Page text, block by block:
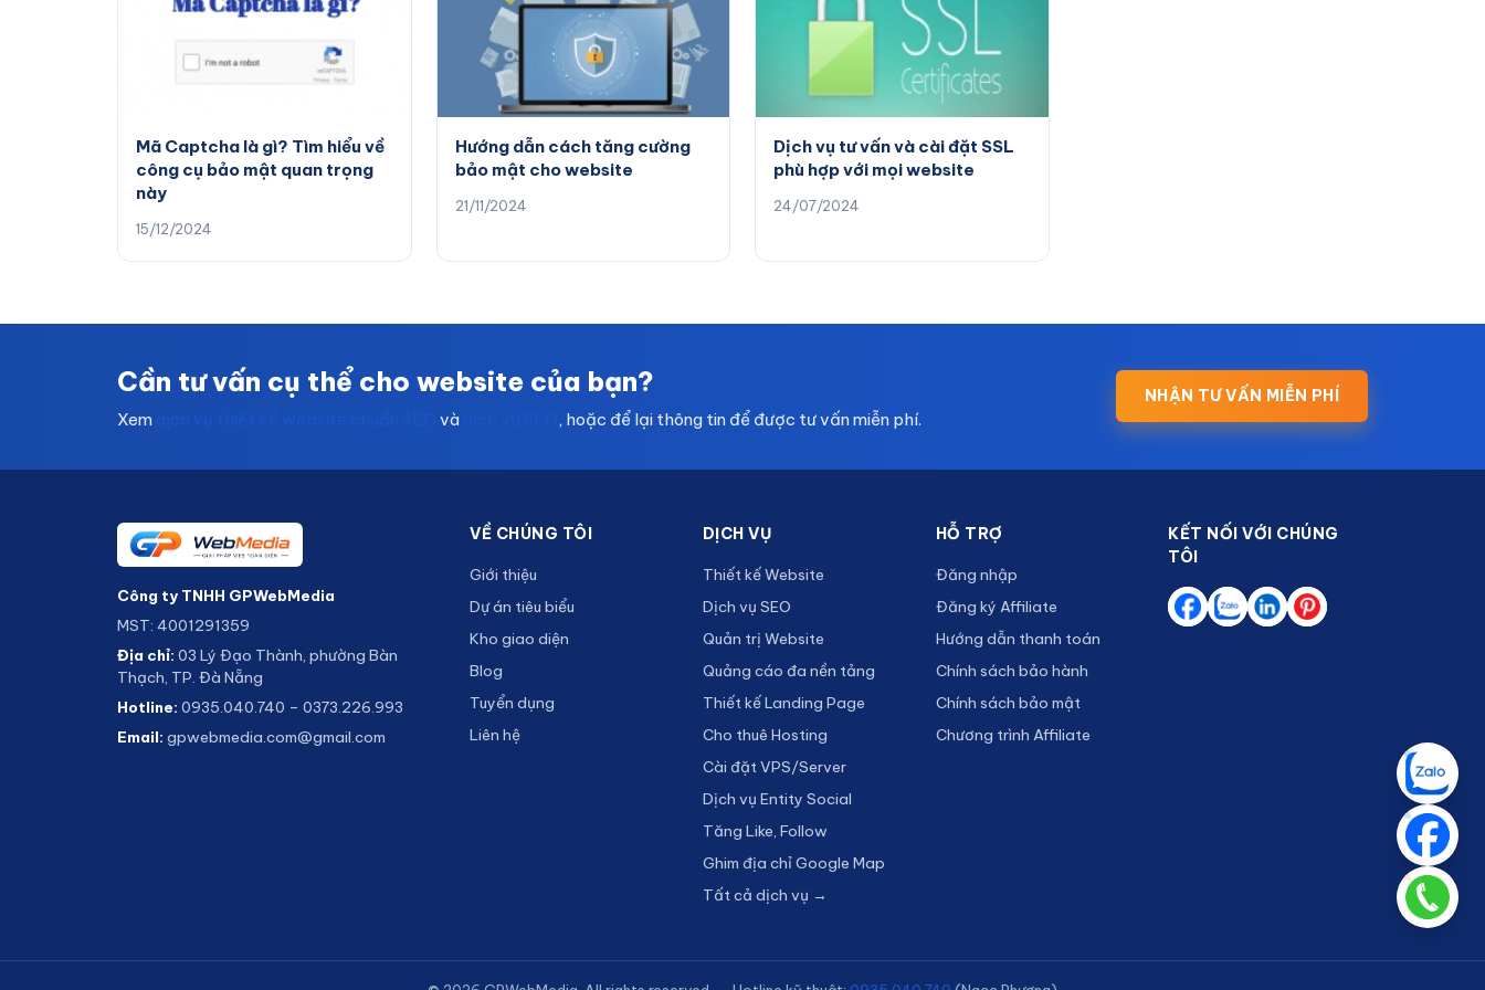
Mã Captcha là gì? Tìm hiểu về
công cụ bảo mật quan trọng
này
15/12/2024
Hướng dẫn cách tăng cường
bảo mật cho website
21/11/2024
Dịch vụ tư vấn và cài đặt SSL
phù hợp với mọi website
24/07/2024
Cần tư vấn cụ thể cho website của bạn?
Xem dịch vụ thiết kế website chuẩn SEO và , hoặc để lại thông tin để được tư vấn miễn phí.
NHẬN TƯ VẤN MIỄN PHÍ
Công ty TNHH GPWebMedia
MST: 4001291359
Địa chỉ: 03 Lý Đạo Thành, phường Bàn
Thạch, TP. Đà Nẵng
Hotline: 0935.040.740 – 0373.226.993
Email: gpwebmedia.com@gmail.com
VỀ CHÚNG TÔI
Giới thiệu
Dự án tiêu biểu
Kho giao diện
Blog
Tuyển dụng
Liên hệ
DỊCH VỤ
Thiết kế Website
Dịch vụ SEO
Quản trị Website
Quảng cáo đa nền tảng
Thiết kế Landing Page
Cho thuê Hosting
Cài đặt VPS/Server
Dịch vụ Entity Social
Tăng Like, Follow
Ghim địa chỉ Google Map
Tất cả dịch vụ →
HỖ TRỢ
Đăng nhập
Đăng ký Affiliate
Hướng dẫn thanh toán
Chính sách bảo hành
Chính sách bảo mật
Chương trình Affiliate
KẾT NỐI VỚI CHÚNG
TÔI